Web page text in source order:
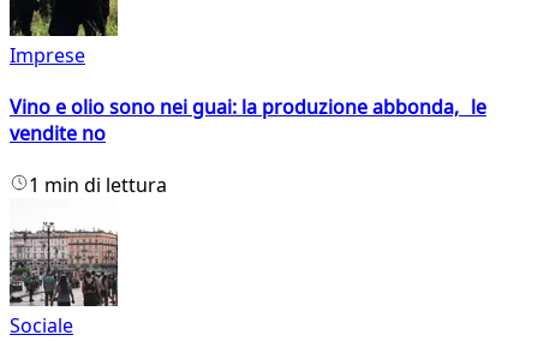
Imprese
Vino e olio sono nei guai: la produzione abbonda, le
vendite no
1 min di lettura
Sociale